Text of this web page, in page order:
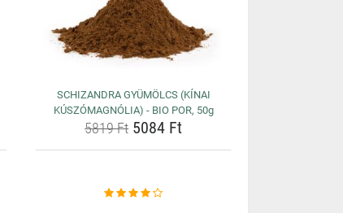
SCHIZANDRA GYÜMÖLCS (KÍNAI
KÚSZÓMAGNÓLIA) - BIO POR, 50g
5819 Ft 5084 Ft